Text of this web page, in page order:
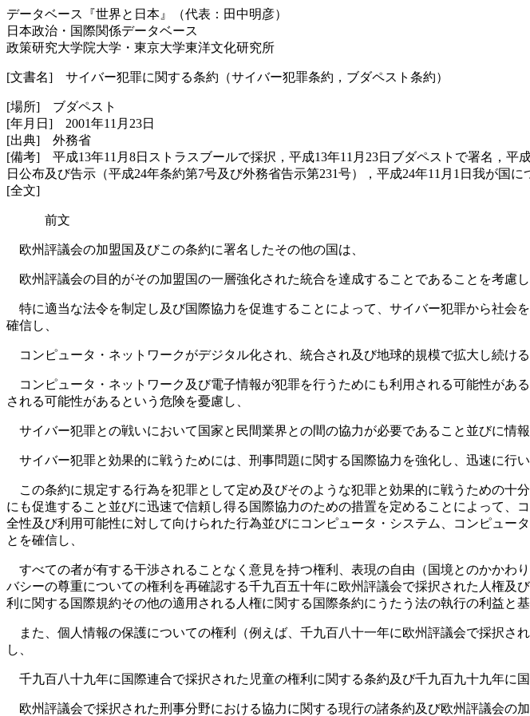
データベース『世界と日本』（代表：田中明彦）
日本政治・国際関係データベース
政策研究大学院大学・東京大学東洋文化研究所
[文書名] サイバー犯罪に関する条約（サイバー犯罪条約，ブダペスト条約）
[場所] ブダペスト
[年月日] 2001年11月23日
[出典] 外務省
[備考] 平成13年11月8日ストラスブールで採択，平成13年11月23日ブダペストで署名，平
日公布及び告示（平成24年条約第7号及び外務省告示第231号），平成24年11月1日我が国に
[全文]
前文
欧州評議会の加盟国及びこの条約に署名したその他の国は、
欧州評議会の目的がその加盟国の一層強化された統合を達成することであることを考慮
特に適当な法令を制定し及び国際協力を促進することによって、サイバー犯罪から社会
確信し、
コンピュータ・ネットワークがデジタル化され、統合され及び地球的規模で拡大し続け
コンピュータ・ネットワーク及び電子情報が犯罪を行うためにも利用される可能性があ
される可能性があるという危険を憂慮し、
サイバー犯罪との戦いにおいて国家と民間業界との間の協力が必要であること並びに情
サイバー犯罪と効果的に戦うためには、刑事問題に関する国際協力を強化し、迅速に行
この条約に規定する行為を犯罪として定め及びそのような犯罪と効果的に戦うための十
にも促進すること並びに迅速で信頼し得る国際協力のための措置を定めることによって
全性及び利用可能性に対して向けられた行為並びにコンピュータ・システム、コンピュ
とを確信し、
すべての者が有する干渉されることなく意見を持つ権利、表現の自由（国境とのかかわ
バシーの尊重についての権利を再確認する千九百五十年に欧州評議会で採択された人権
利に関する国際規約その他の適用される人権に関する国際条約にうたう法の執行の利益と
また、個人情報の保護についての権利（例えば、千九百八十一年に欧州評議会で採択さ
し、
千九百八十九年に国際連合で採択された児童の権利に関する条約及び千九百九十九年に
欧州評議会で採択された刑事分野における協力に関する現行の諸条約及び欧州評議会の